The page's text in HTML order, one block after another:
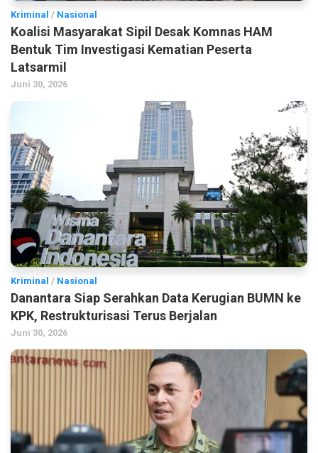
Kriminal / Nasional
Koalisi Masyarakat Sipil Desak Komnas HAM
Bentuk Tim Investigasi Kematian Peserta
Latsarmil
Juni 30, 2026
Kriminal / Nasional
Danantara Siap Serahkan Data Kerugian BUMN ke
KPK, Restrukturisasi Terus Berjalan
Juni 30, 2026